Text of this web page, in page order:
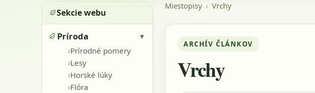
Sekcie webu
Príroda ▾
›Prírodné pomery
›Lesy
›Horské lúky
›Flóra
Miestopisy › Vrchy
ARCHÍV ČLÁNKOV
Vrchy